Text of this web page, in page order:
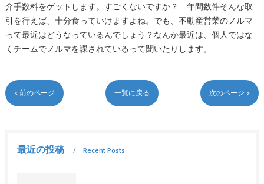
介手数料をゲットします。すごくないですか？ 年間数件そんな取
引を行えば、十分食っていけますよね。でも、不動産営業のノルマ
って最近はどうなっているんでしょう？なんか最近は、個人ではな
くチームでノルマを課されているって聞いたりします。
< 前のページ 一覧に戻る 次のページ >
最近の投稿 Recent Posts